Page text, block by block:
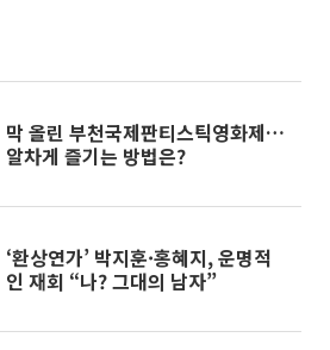
막 올린 부천국제판티스틱영화제…
알차게 즐기는 방법은?
‘환상연가’ 박지훈·홍혜지, 운명적
인 재회 “나? 그대의 남자”